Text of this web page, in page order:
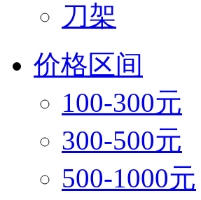
刀架
价格区间
100-300元
300-500元
500-1000元